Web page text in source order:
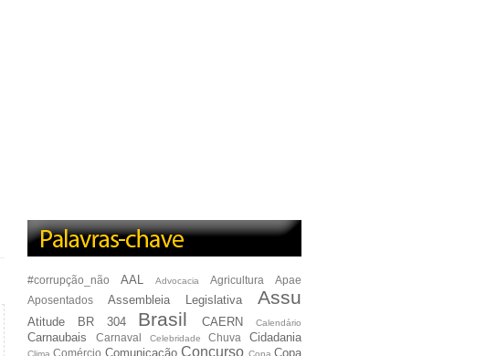
#corrupção_não AAL Advocacia Agricultura
Apae
Aposentados
Assembleia Legislativa Assu
Atitude BR 304 Brasil CAERN Calendário
Carnaubais Carnaval Celebridade Chuva Cidadania
Clima Comércio Comunicação Concurso Copa Copa